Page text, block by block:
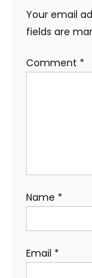
Your email
fields are
Comment *
Name *
Email *